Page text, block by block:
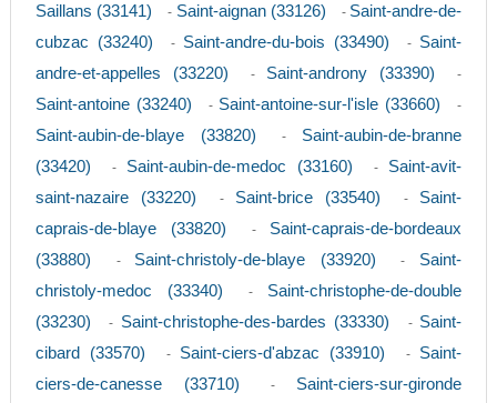
Saillans (33141) - Saint-aignan (33126) - Saint-andre-de-
cubzac (33240)
- Saint-andre-du-bois (33490) - Saint-
andre-et-appelles (33220)
- Saint-androny (33390) -
Saint-antoine (33240) - Saint-antoine-sur-l'isle (33660) -
Saint-aubin-de-blaye (33820) - Saint-aubin-de-branne
(33420)
- Saint-aubin-de-medoc (33160) - Saint-avit-
saint-nazaire (33220)
- Saint-brice (33540) - Saint-
caprais-de-blaye (33820)
- Saint-caprais-de-bordeaux
(33880)
- Saint-christoly-de-blaye (33920) - Saint-
christoly-medoc (33340)
- Saint-christophe-de-double
(33230)
- Saint-christophe-des-bardes (33330) - Saint-
cibard (33570)
- Saint-ciers-d'abzac (33910) - Saint-
ciers-de-canesse (33710)
- Saint-ciers-sur-gironde